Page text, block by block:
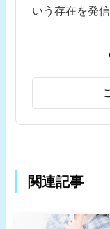
いう存在を発
関連記事